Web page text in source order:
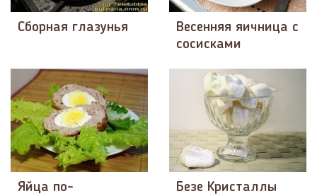
Сборная глазунья
Весенняя яичница с
сосисками
Яйца по-
Безе Кристаллы